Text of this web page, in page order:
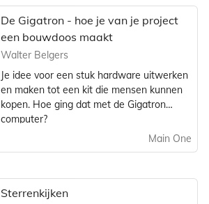
De Gigatron - hoe je van je project
een bouwdoos maakt
Walter Belgers
Je idee voor een stuk hardware uitwerken
en maken tot een kit die mensen kunnen
kopen. Hoe ging dat met de Gigatron
computer?
Main One
Sterrenkijken